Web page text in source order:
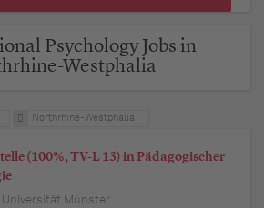
Psychology Jobs in
Westphalia
Northrhine-Westphalia
(100%, TV-L 13) in Pädagogischer
Universität Münster